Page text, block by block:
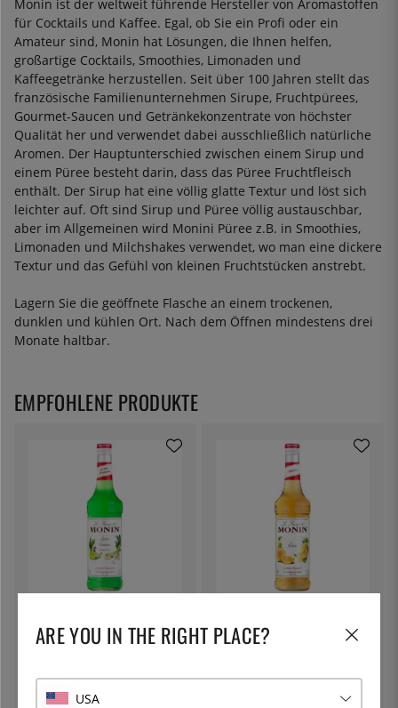
Monin ist der weltweit führende Hersteller von Aromastoffen
für Cocktails und Kaffee. Egal, ob Sie ein Profi oder ein
Amateur sind, Monin hat Lösungen, die Ihnen helfen,
großartige Cocktails, Smoothies, Limonaden und
Kaffeegetränke herzustellen. Seit über 100 Jahren stellt das
französische Familienunternehmen Sirupe, Fruchtpürees,
Gourmet-Saucen und Getränkekonzentrate von höchster
Qualität her und verwendet dabei ausschließlich natürliche
Aromen. Der Hauptunterschied zwischen einem Sirup und
einem Püree besteht darin, dass das Püree Fruchtfleisch
enthält. Der Sirup hat eine völlig glatte Textur und löst sich
leichter auf. Oft sind Sirup und Püree völlig austauschbar,
aber im Allgemeinen wird Monini Püree z.B. in Smoothies,
Limonaden und Milchshakes verwendet, wo man eine dickere
Textur und das Gefühl von kleinen Fruchtstücken anstrebt.
Lagern Sie die geöffnete Flasche an einem trockenen,
dunklen und kühlen Ort. Nach dem Öffnen mindestens drei
Monate haltbar.
EMPFOHLENE PRODUKTE
ARE YOU IN THE RIGHT PLACE?
USA